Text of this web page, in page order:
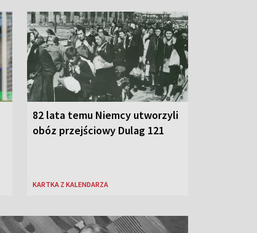
82 lata temu Niemcy utworzyli
obóz przejściowy Dulag 121
KARTKA Z KALENDARZA